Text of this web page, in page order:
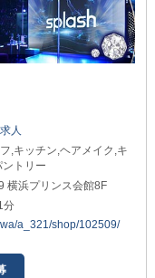
人
,キッチン,ヘアメイク,キ
トリー
横浜プリンス会館8F
分
a_321/shop/102509/